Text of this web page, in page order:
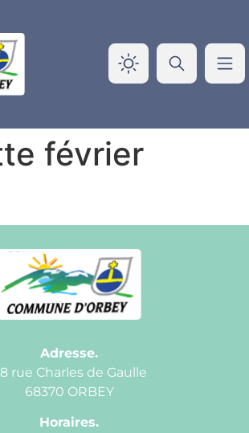
février
Adresse.
rue Charles de Gaulle
68370 ORBEY
Horaires.